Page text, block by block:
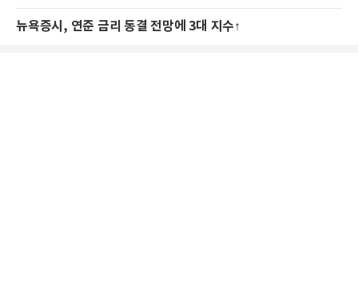
뉴욕증시, 연준 금리 동결 전망에 3대 지수↑